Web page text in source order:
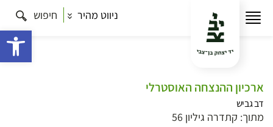
ניווט מהיר חיפוש
ארכיון ההנצחה האוסטרלי
דב גביש
מתוך: קתדרה גיליון 56